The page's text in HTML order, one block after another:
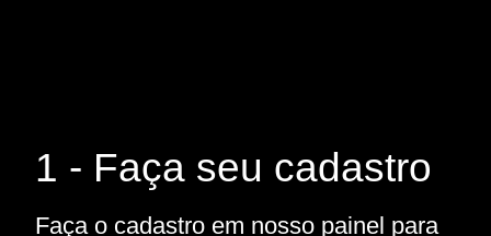
1 - Faça seu cadastro
Faça o cadastro em nosso painel para